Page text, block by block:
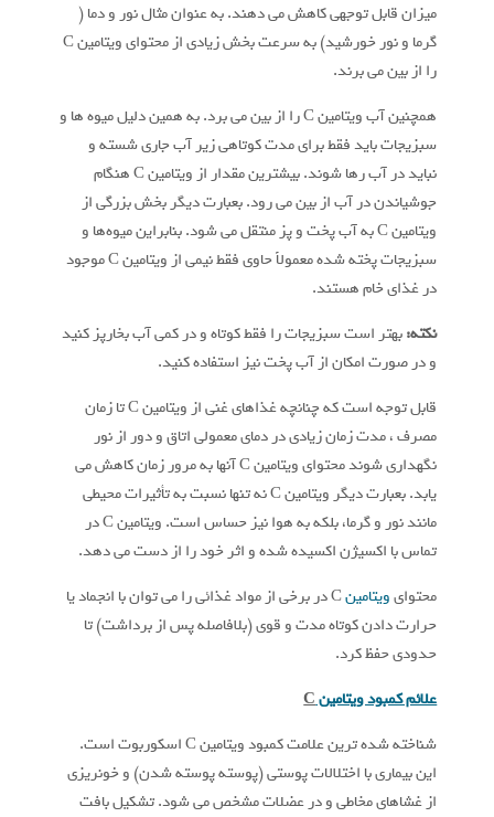
میزان قابل توجهی کاهش می دهند. به عنوان مثال نور و دما (
گرما و نور خورشید) به سرعت بخش زیادی از محتوای ویتامین C
را از بین می برند.
همچنین آب ویتامین C را از بین می برد. به همین دلیل میوه ها و
سبزیجات باید فقط برای مدت کوتاهی زیر آب جاری شسته و
نباید در آب رها شوند. بیشترین مقدار از ویتامین C هنگام
جوشیاندن در آب از بین می رود. بعبارت دیگر بخش بزرگی از
ویتامین C به آب پخت و پز منتقل می شود. بنابراین میوه‌ها و
سبزیجات پخته شده معمولاً حاوی فقط نیمی از ویتامین C موجود
در غذای خام هستند.
نکته:بهتر است سبزیجات را فقط کوتاه و در کمی آب بخارپز کنید
و در صورت امکان از آب پخت نیز استفاده کنید.
قابل توجه است که چنانچه غذاهای غنی از ویتامین C تا زمان
مصرف ، مدت زمان زیادی در دمای معمولی اتاق و دور از نور
نگهداری شوند محتوای ویتامین C آنها به مرور زمان کاهش می
یابد. بعبارت دیگر ویتامین C نه تنها نسبت به تأثیرات محیطی
مانند نور و گرما، بلکه به هوا نیز حساس است. ویتامین C در
تماس با اکسیژن اکسیده شده و اثر خود را از دست می دهد.
محتوایویتامین C در برخی از مواد غذائی را می توان با انجماد یا
حرارت دادن کوتاه مدت و قوی (بلافاصله پس از برداشت) تا
حدودی حفظ کرد.
علائم کمبود ویتامینC
شناخته شده ترین علامت کمبود ویتامین C اسکوربوت است.
این بیماری با اختلالات پوستی (پوسته پوسته شدن) و خونریزی
از غشاهای مخاطی و در عضلات مشخص می شود. تشکیل بافت